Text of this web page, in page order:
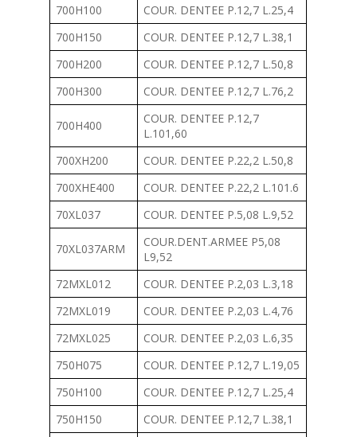
700H100
COUR. DENTEE P.12,7 L.25,4
700H150
COUR. DENTEE P.12,7 L.38,1
700H200
COUR. DENTEE P.12,7 L.50,8
700H300
COUR. DENTEE P.12,7 L.76,2
700H400
COUR. DENTEE P.12,7
L.101,60
700XH200
COUR. DENTEE P.22,2 L.50,8
700XHE400
COUR. DENTEE P.22,2 L.101.6
70XL037
COUR. DENTEE P.5,08 L.9,52
70XL037ARM
COUR.DENT.ARMEE P5,08
L9,52
72MXL012
COUR. DENTEE P.2,03 L.3,18
72MXL019
COUR. DENTEE P.2,03 L.4,76
72MXL025
COUR. DENTEE P.2,03 L.6,35
750H075
COUR. DENTEE P.12,7 L.19,05
750H100
COUR. DENTEE P.12,7 L.25,4
750H150
COUR. DENTEE P.12,7 L.38,1